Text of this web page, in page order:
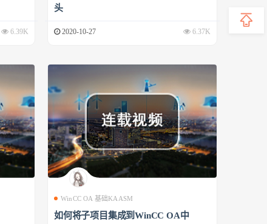
6.39K
头
2020-10-27 6.37K
WinCC OA 基础KAASM
如何将子项目集成到WinCC OA中